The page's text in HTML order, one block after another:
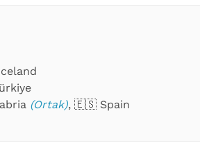
(Ortak), 🇪🇸 Spain